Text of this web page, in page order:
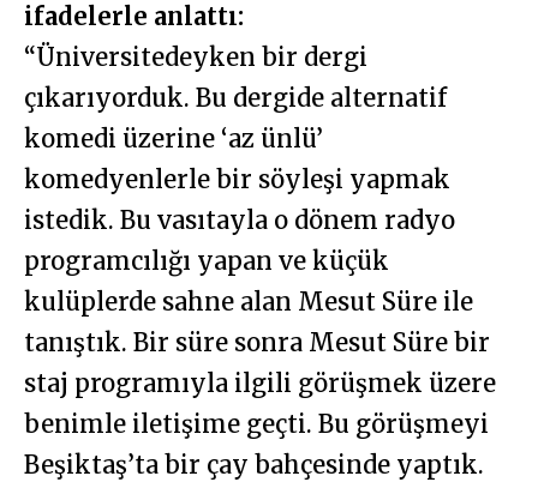
ifadelerle anlattı:
“Üniversitedeyken bir dergi
çıkarıyorduk. Bu dergide alternatif
komedi üzerine ‘az ünlü’
komedyenlerle bir söyleşi yapmak
istedik. Bu vasıtayla o dönem radyo
programcılığı yapan ve küçük
kulüplerde sahne alan Mesut Süre ile
tanıştık. Bir süre sonra Mesut Süre bir
staj programıyla ilgili görüşmek üzere
benimle iletişime geçti. Bu görüşmeyi
Beşiktaş’ta bir çay bahçesinde yaptık.